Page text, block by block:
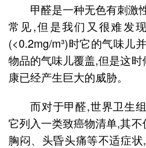
甲醛是一种无色有刺激
常见,但是我们又很难发
(<0.2mg/m³)时它的气味儿
物品的气味儿覆盖,但是这
康已经产生巨大的威胁。
而对于甲醛,世界卫生
它列入一类致癌物清单,其
胸闷、头昏头痛等不适症